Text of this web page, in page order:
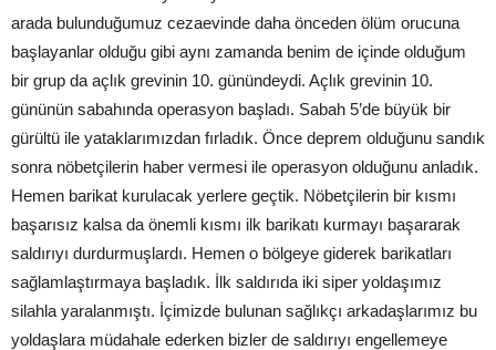
arada bulunduğumuz cezaevinde daha önceden ölüm orucuna
başlayanlar olduğu gibi aynı zamanda benim de içinde olduğum
bir grup da açlık grevinin 10. günündeydi. Açlık grevinin 10.
gününün sabahında operasyon başladı. Sabah 5’de büyük bir
gürültü ile yataklarımızdan fırladık. Önce deprem olduğunu sandık
sonra nöbetçilerin haber vermesi ile operasyon olduğunu anladık.
Hemen barikat kurulacak yerlere geçtik. Nöbetçilerin bir kısmı
başarısız kalsa da önemli kısmı ilk barikatı kurmayı başararak
saldırıyı durdurmuşlardı. Hemen o bölgeye giderek barikatları
sağlamlaştırmaya başladık. İlk saldırıda iki siper yoldaşımız
silahla yaralanmıştı. İçimizde bulunan sağlıkçı arkadaşlarımız bu
yoldaşlara müdahale ederken bizler de saldırıyı engellemeye